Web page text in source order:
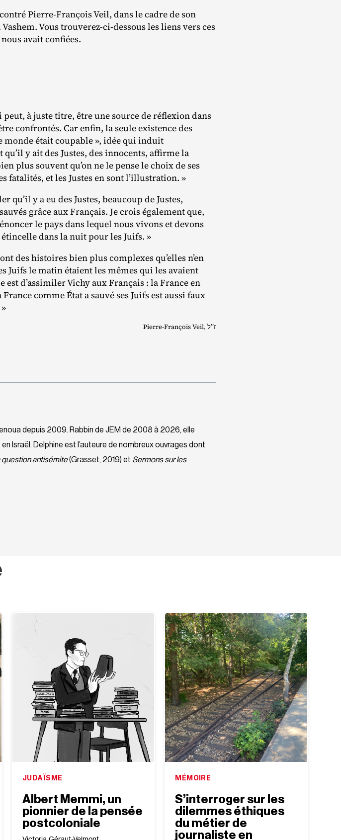
Pierre‐​François Veil, dans le cadre de son
Vous trouverez‐​ci‐​dessous les liens vers ces
avait confiées.
à juste titre, être une source de réflexion dans
confrontés. Car enfin, la seule existence des
monde était coupable », idée qui induit
y ait des Justes, des innocents, affirme la
plus souvent qu’on ne le pense le choix de ses
fatalités, et les Justes en sont l’illustration. »
qu’il y a eu des Justes, beaucoup de Justes,
grâce aux Français. Je crois également que,
le pays dans lequel nous vivons et devons
dans la nuit pour les Juifs. »
des histoires bien plus complexes qu’elles n’en
Juifs le matin étaient les mêmes qui les avaient
d’assimiler Vichy aux Français : la France en
comme État a sauvé ses Juifs est aussi faux
Pierre‐​François Veil, ז’’ל
depuis 2009. Rabbin de JEM de 2008 à 2026, elle
Israël. Delphine est l’auteure de nombreux ouvrages dont
question antisémite(Grasset, 2019) et Sermons sur les
JUDAÏSME
Albert Memmi, un
pionnier de la pensée
postcoloniale
MÉMOIRE
S’interroger sur les
dilemmes éthiques
du métier de
journaliste en